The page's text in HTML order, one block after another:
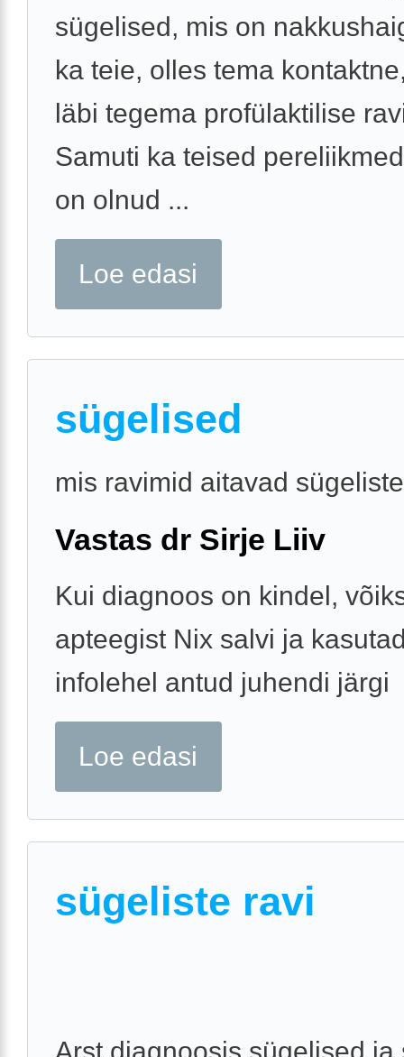
sügelised, mis on
ka teie, olles tema
läbi tegema profülaktilise
Samuti ka teised
on olnud ...
Loe edasi
sügelised
mis ravimid aitavad
Vastas dr Sirje Liiv
Kui diagnoos on kindel,
apteegist Nix salvi ja
infolehel antud juhendi järgi
Loe edasi
sügeliste ravi